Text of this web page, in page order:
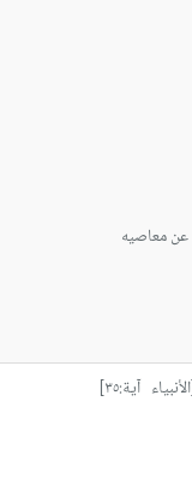
عن معاصيه
آية:٣٥]